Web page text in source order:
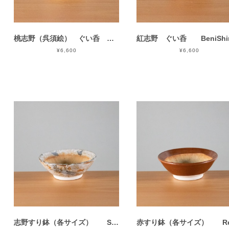
桃志野（呉須絵） ぐい呑 PinkShino Guinomi
¥6,600 ¥6,600
志野すり鉢（各サイズ） Shino Mortar